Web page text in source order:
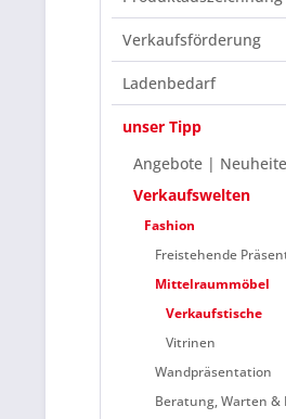
Verkaufsförderung
Ladenbedarf
unser Tipp
Angebote |
Verkaufswelten
Fashion
Freistehende
Mittelraummöbel
Verkaufstische
Vitrinen
Wandpräsentation
Beratung, Warten &